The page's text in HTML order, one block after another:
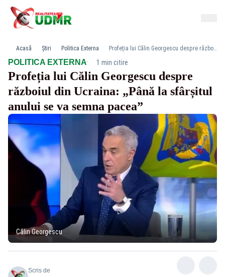
Acasă Știri Politica Externa Profeția lui Călin Georgescu despre războiul din Ucraina: „Până la sfârșitul anului se va semna pacea”
POLITICA EXTERNA· 1 min citire
Profeția lui Călin Georgescu despre
războiul din Ucraina: „Până la sfârșitul
anului se va semna pacea”
Călin Georgescu
Scris de